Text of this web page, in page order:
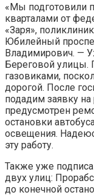
«Мы подготовили
кварталами от
«Заря»,
Юбилейный
Владимирович. —
Береговой улицы.
газовиками,
дорогой. После
подадим заявку
предусмотрен
остановки
освещения.
эту работу.
Также уже
двух улиц:
до конечной